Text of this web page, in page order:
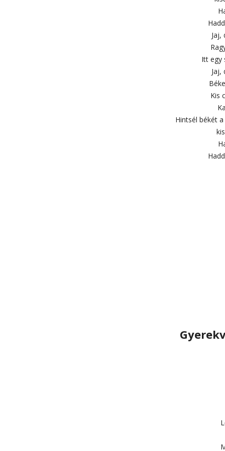
Jaj,
Itt egy
Jaj,
Kis
Hintsél békét